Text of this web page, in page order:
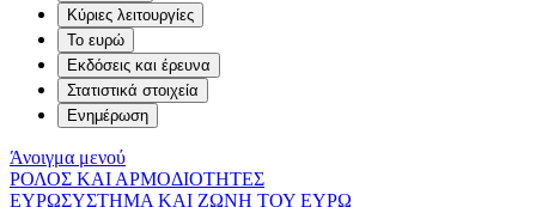
Κύριες λειτουργίες
Το ευρώ
Εκδόσεις και έρευνα
Στατιστικά στοιχεία
Ενημέρωση
Άνοιγμα μενού
ΡΟΛΟΣ ΚΑΙ ΑΡΜΟΔΙΟΤΗΤΕΣ
ΕΥΡΩΣΥΣΤΗΜΑ ΚΑΙ ΖΩΝΗ ΤΟΥ ΕΥΡΩ